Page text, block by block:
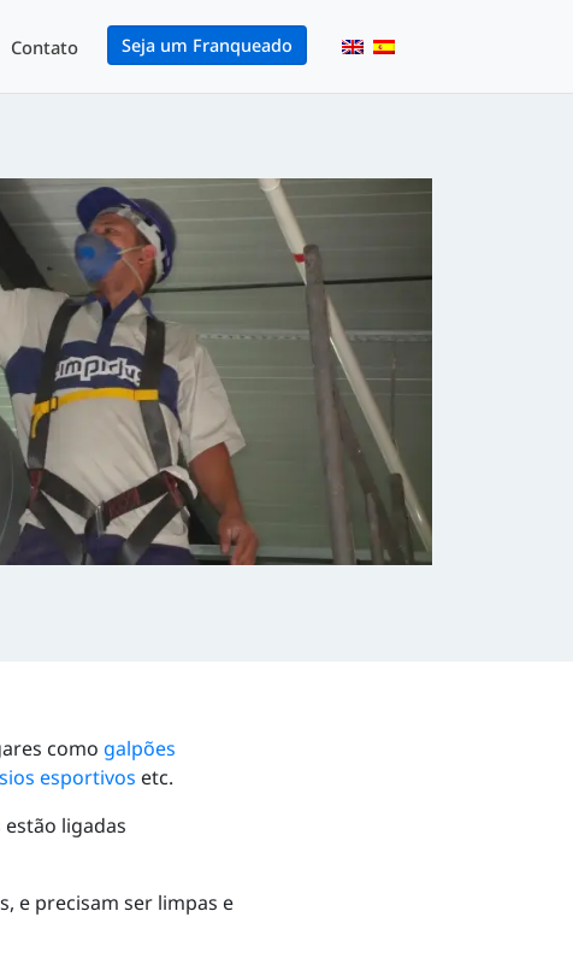
Contato Seja um Franqueado
como galpões
esportivos etc.
ligadas
e precisam ser limpas e